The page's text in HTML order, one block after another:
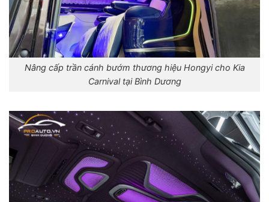
Nâng cấp trần cánh bướm thương hiệu Hongyi cho Kia
Carnival tại Bình Dương